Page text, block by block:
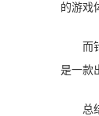
的游戏
而
是一款
总